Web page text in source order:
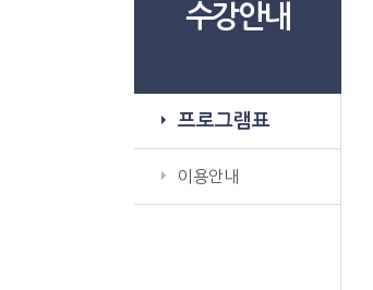
수강안내
프로그램표
이용안내